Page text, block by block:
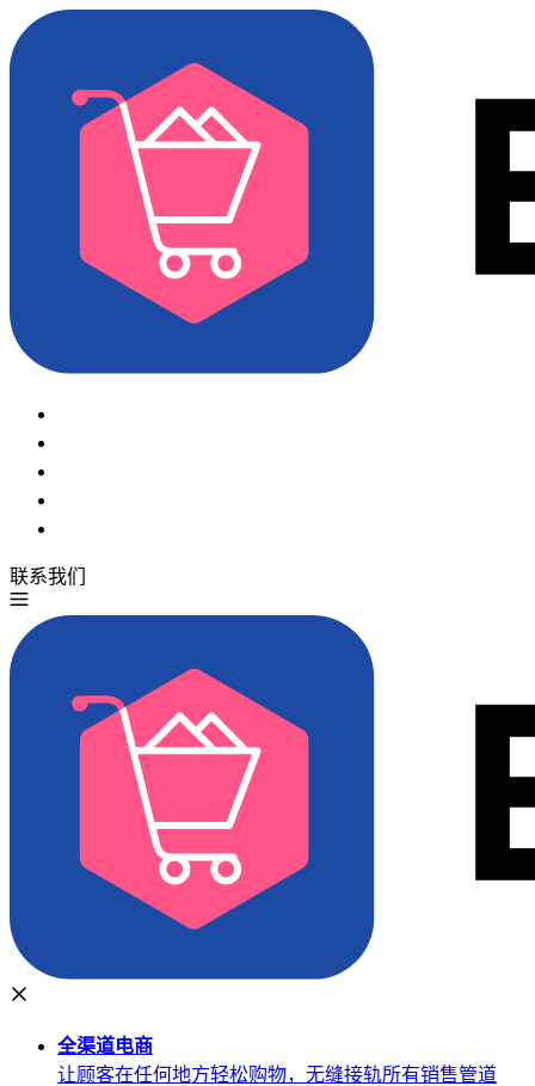
联系我们
全渠道电商
让顾客在任何地方轻松购物，无缝接轨所有销售管道